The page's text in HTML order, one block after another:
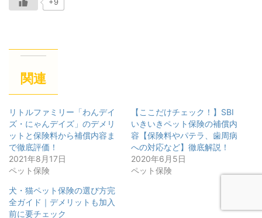
関連
リトルファミリー「わんデイ
ズ・にゃんデイズ」のデメリ
ットと保険料から補償内容ま
で徹底評価！
2021年8月17日
ペット保険
【ここだけチェック！】SBI
いきいきペット保険の補償内
容【保険料やパテラ、歯周病
への対応など】徹底解説！
2020年6月5日
ペット保険
犬・猫ペット保険の選び方完
全ガイド｜デメリットも加入
前に要チェック